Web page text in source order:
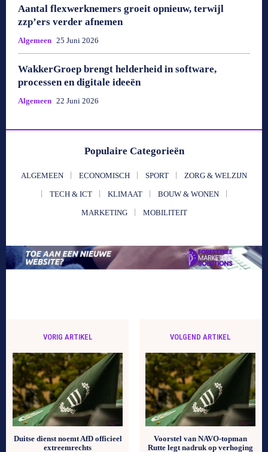
Aantal flexwerknemers groeit opnieuw, terwijl
zzp’ers verder afnemen
Algemeen 25 Juni 2026
WakkerGroep brengt helderheid in software,
processen en digitale ideeën
Algemeen 22 Juni 2026
Populaire Categorieën
ALGEMEEN ECONOMISCH SPORT ZORG & WELZIJN
TECH & ICT KLIMAAT BOUW & WONEN
MARKETING MOBILITEIT
VORIG ARTIKEL
Duitse dienst noemt AfD officieel
extreemrechts
VOLGEND ARTIKEL
Voorstel van NAVO-topman
Rutte legt nadruk op verhoging